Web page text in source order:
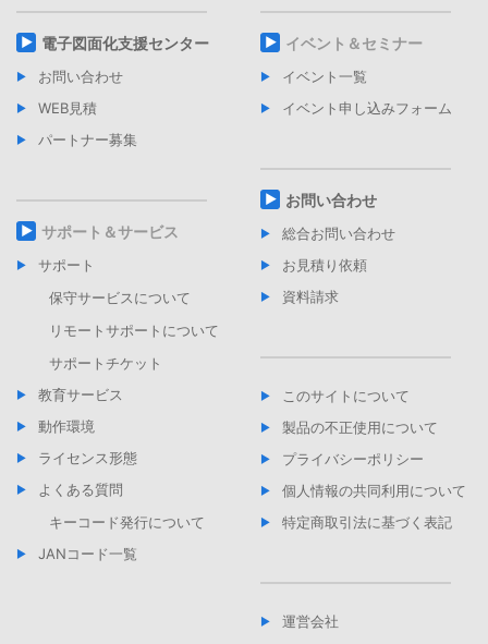
電子図面化支援センター
お問い合わせ
WEB見積
パートナー募集
サポート＆サービス
サポート
保守サービスについて
リモートサポートについて
サポートチケット
教育サービス
動作環境
ライセンス形態
よくある質問
キーコード発行について
JANコード一覧
イベント＆セミナー
イベント一覧
イベント申し込みフォーム
お問い合わせ
総合お問い合わせ
お見積り依頼
資料請求
このサイトについて
製品の不正使用について
プライバシーポリシー
個人情報の共同利用について
特定商取引法に基づく表記
運営会社